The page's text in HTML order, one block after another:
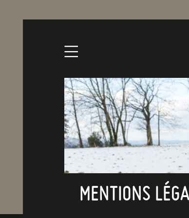
Skip
content
MENTIONS